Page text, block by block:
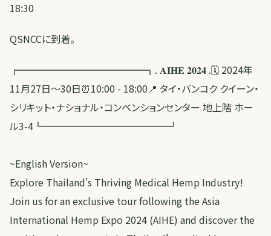
18:30
QSNCCに到着。
╔═════════════╗. 𝐀𝐈𝐇𝐄 𝟐𝟎𝟐𝟒 .🗓️ 2024年
11月27日〜30日⏰10:00 - 18:00📍 タイ・バンコク クイーン・
シリキット・ナショナル・コンベンションセンター 地上階 ホー
ル3-4╚═════════════╝
~English Version~
Explore Thailand's Thriving Medical Hemp Industry!
Join us for an exclusive tour following the Asia
International Hemp Expo 2024 (AIHE) and discover the